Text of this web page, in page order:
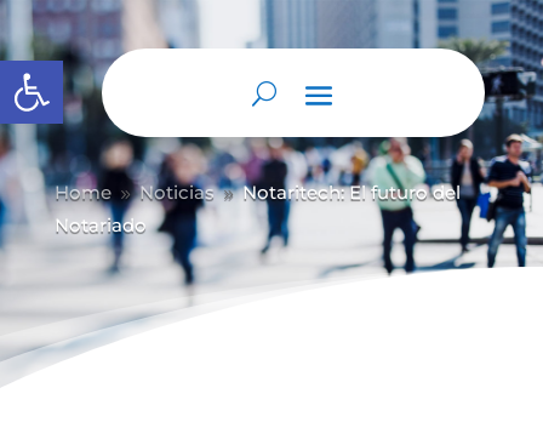
Abrir barra de herramientas
Home 9 Noticias 9 Notaritech: El futuro del
Notariado